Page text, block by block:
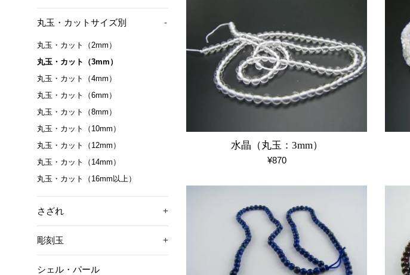
丸玉・カットサイズ別 -
丸玉・カット（2mm）
丸玉・カット（3mm）
丸玉・カット（4mm）
丸玉・カット（6mm）
丸玉・カット（8mm）
丸玉・カット（10mm）
丸玉・カット（12mm）
丸玉・カット（14mm）
丸玉・カット（16mm以上）
さざれ +
彫刻玉 +
シェル・パール
水晶（丸玉：3mm）
通
価
¥870